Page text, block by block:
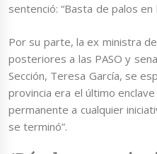
sentenció: “Basta de palos en
Por su parte, la ex ministra
posteriores a las PASO y
Sección, Teresa García, se
provincia era el último
permanente a cualquier
se terminó”.